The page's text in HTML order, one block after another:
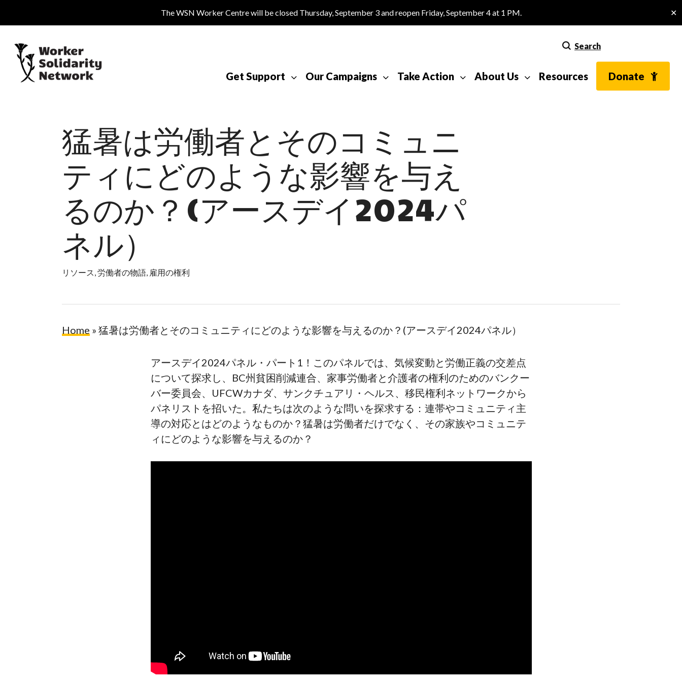
to
content
The WSN Worker Centre will be closed Thursday, September 3 and reopen Friday, September 4 at 1 PM. ✕
Get Support Our Campaigns Take Action About Us Resources Donate
Search
猛暑は労働者とそのコミュニ
ティにどのような影響を与え
るのか？(アースデイ2024パ
ネル）
リソース,労働者の物語, 雇用の権利
Home » 猛暑は労働者とそのコミュニティにどのような影響を与えるのか？(アースデイ2024パネル）
アースデイ2024パネル・パート1！このパネルでは、気候変動と労働正義の交差点
について探求し、BC州貧困削減連合、家事労働者と介護者の権利のためのバンクー
バー委員会、UFCWカナダ、サンクチュアリ・ヘルス、移民権利ネットワークから
パネリストを招いた。私たちは次のような問いを探求する：連帯やコミュニティ主
導の対応とはどのようなものか？猛暑は労働者だけでなく、その家族やコミュニテ
ィにどのような影響を与えるのか？